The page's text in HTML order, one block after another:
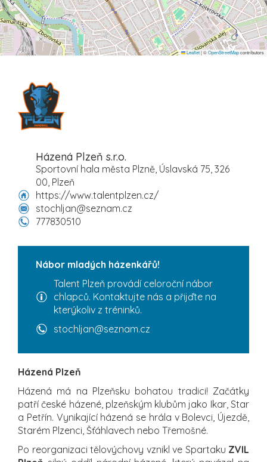
Leaflet|©OpenStreetMapcontributors
Házená Plzeň s.r.o.
Sportovní hala města Plzně, Úslavská 75, 326
00, Plzeň
https://www.talentplzen.cz/
stochljan@seznam.cz
777830510
Nábor mladých házenkářů!
Talent Plzeň provádí celoroční nábor
chlapců. Kontaktujte nás a přijďte na
kterýkoliv z tréninků.
stochljan@seznam.cz
Házená Plzeň
Házená má na Plzeňsku bohatou tradici! Začátky
patří české házené, plzeňským klubům jako Ikar, Star
a Petřín. Vynikající házená se hrála v Bolevci, Újezdě,
Starém Plzenci, Šťáhlavech nebo Třemošné.
Po reorganizaci tělovýchovy vznikl ve Spartaku ZVIL